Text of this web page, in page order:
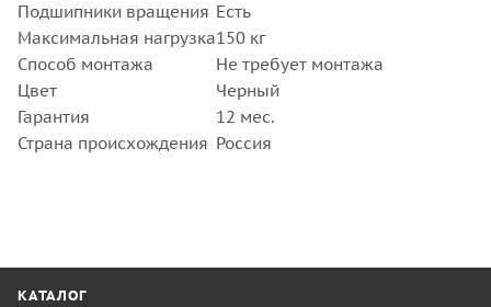
Подшипники вращения Есть
Максимальная нагрузка150 кг
Способ монтажа
Не требует монтажа
Цвет
Черный
Гарантия
12 мес.
Страна происхождения Россия
КАТАЛОГ